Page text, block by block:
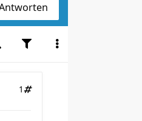
1